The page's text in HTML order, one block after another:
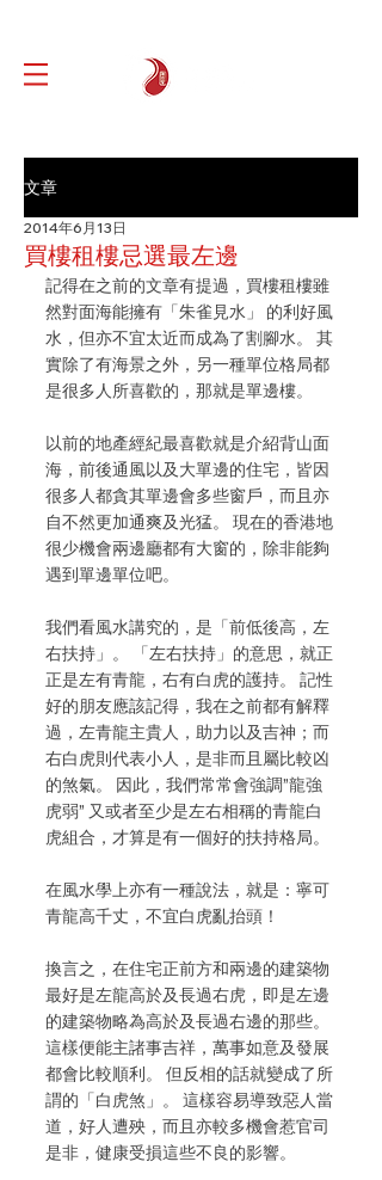
文章
買樓租樓忌選最左邊
2014年6月13日
記得在之前的文章有提過，買樓租樓雖
然對面海能擁有「朱雀見水」 的利好風
水，但亦不宜太近而成為了割腳水。 其
實除了有海景之外，另一種單位格局都
是很多人所喜歡的，那就是單邊樓。
以前的地產經紀最喜歡就是介紹背山面
海，前後通風以及大單邊的住宅，皆因
很多人都貪其單邊會多些窗戶，而且亦
自不然更加通爽及光猛。 現在的香港地
很少機會兩邊廳都有大窗的，除非能夠
遇到單邊單位吧。
我們看風水講究的，是「前低後高，左
右扶持」。 「左右扶持」的意思，就正
正是左有青龍，右有白虎的護持。 記性
好的朋友應該記得，我在之前都有解釋
過，左青龍主貴人，助力以及吉神；而
右白虎則代表小人，是非而且屬比較凶
的煞氣。 因此，我們常常會強調”龍強
虎弱” 又或者至少是左右相稱的青龍白
虎組合，才算是有一個好的扶持格局。
在風水學上亦有一種說法，就是：寧可
青龍高千丈，不宜白虎亂抬頭！
換言之，在住宅正前方和兩邊的建築物
最好是左龍高於及長過右虎，即是左邊
的建築物略為高於及長過右邊的那些。
這樣便能主諸事吉祥，萬事如意及發展
都會比較順利。 但反相的話就變成了所
謂的「白虎煞」。 這樣容易導致惡人當
道，好人遭殃，而且亦較多機會惹官司
是非，健康受損這些不良的影響。